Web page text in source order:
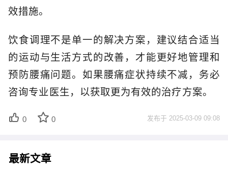
效措施。
饮食调理不是单一的解决方案，建议结合适当
的运动与生活方式的改善，才能更好地管理和
预防腰痛问题。如果腰痛症状持续不减，务必
咨询专业医生，以获取更为有效的治疗方案。
0 0 发布于 2025-03-09 09:08
最新文章